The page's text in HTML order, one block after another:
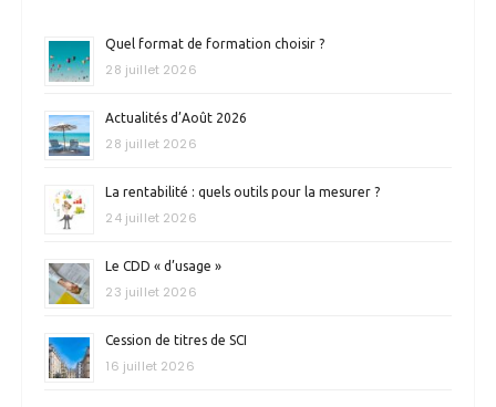
Quel format de formation choisir ?
28 juillet 2026
Actualités d’Août 2026
28 juillet 2026
La rentabilité : quels outils pour la mesurer ?
24 juillet 2026
Le CDD « d’usage »
23 juillet 2026
Cession de titres de SCI
16 juillet 2026